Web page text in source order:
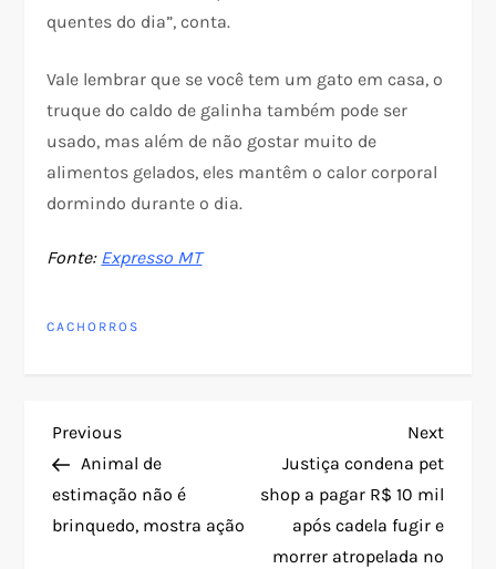
quentes do dia”, conta.
Vale lembrar que se você tem um gato em casa, o
truque do caldo de galinha também pode ser
usado, mas além de não gostar muito de
alimentos gelados, eles mantêm o calor corporal
dormindo durante o dia.
Fonte: Expresso MT
CACHORROS
N
a
v
Previous
Post
Previous
Animal de
estimação não é
brinquedo, mostra ação
Next
Post
Next
Justiça condena pet
shop a pagar R$ 10 mil
após cadela fugir e
morrer atropelada no